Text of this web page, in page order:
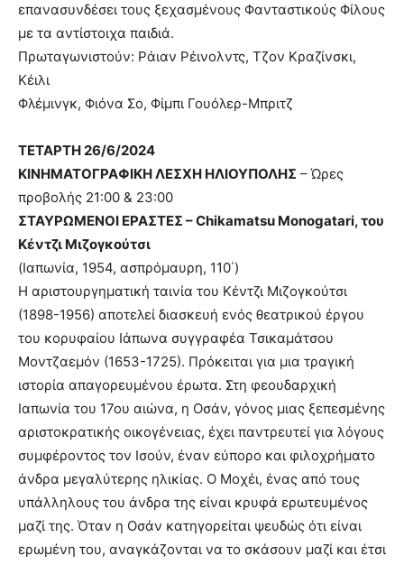
επανασυνδέσει τους ξεχασμένους Φανταστικούς Φίλους
με τα αντίστοιχα παιδιά.
Πρωταγωνιστούν: Ράιαν Ρέινολντς, Τζον Κραζίνσκι,
Κέιλι
Φλέμινγκ, Φιόνα Σο, Φίμπι Γουόλερ-Μπριτζ
ΤΕΤΑΡΤΗ 26/6/2024
ΚΙΝΗΜΑΤΟΓΡΑΦΙΚΗ ΛΕΣΧΗ ΗΛΙΟΥΠΟΛΗΣ – Ώρες
προβολής 21:00 & 23:00
ΣΤΑΥΡΩΜΕΝΟΙ ΕΡΑΣΤΕΣ – Chikamatsu Monogatari, του
Κέντζι Μιζογκούτσι
(Ιαπωνία, 1954, ασπρόμαυρη, 110΄)
Η αριστουργηματική ταινία του Κέντζι Μιζογκούτσι
(1898-1956) αποτελεί διασκευή ενός θεατρικού έργου
του κορυφαίου Ιάπωνα συγγραφέα Τσικαμάτσου
Μοντζαεμόν (1653-1725). Πρόκειται για μια τραγική
ιστορία απαγορευμένου έρωτα. Στη φεουδαρχική
Ιαπωνία του 17ου αιώνα, η Οσάν, γόνος μιας ξεπεσμένης
αριστοκρατικής οικογένειας, έχει παντρευτεί για λόγους
συμφέροντος τον Ισούν, έναν εύπορο και φιλοχρήματο
άνδρα μεγαλύτερης ηλικίας. Ο Μοχέι, ένας από τους
υπάλληλους του άνδρα της είναι κρυφά ερωτευμένος
μαζί της. Όταν η Οσάν κατηγορείται ψευδώς ότι είναι
ερωμένη του, αναγκάζονται να το σκάσουν μαζί και έτσι